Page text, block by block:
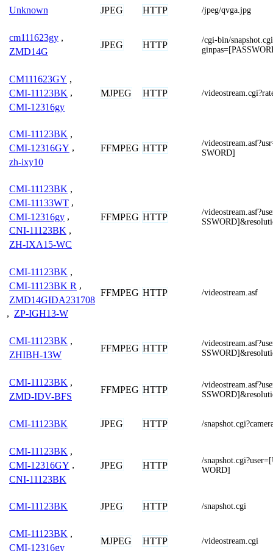
Unknown JPEG HTTP /jpeg/qvga.jpg
cm111623gy ,
ZMD14G
JPEG HTTP
/cgi-bin/
CM111623GY ,
CMI-11123BK ,
CMI-12316gy
MJPEG HTTP /
CMI-11123BK ,
CMI-12316GY ,
zh-ixy10
FFMPEG HTTP
/
SWORD]
CMI-11123BK ,
CMI-11133WT ,
CMI-12316gy ,
CNI-11123BK ,
ZH-IXA15-WC
FFMPEG HTTP
/
CMI-11123BK ,
CMI-11123BK R ,
ZMD14GIDA231708
, ZP-IGH13-W
FFMPEG HTTP /videostream.asf
CMI-11123BK ,
ZHIBH-13W
FFMPEG HTTP
/
CMI-11123BK ,
ZMD-IDV-BFS
FFMPEG HTTP
/
CMI-11123BK JPEG HTTP /
CMI-11123BK ,
CMI-12316GY ,
CNI-11123BK
JPEG HTTP
/
WORD]
CMI-11123BK JPEG HTTP /snapshot.cgi
CMI-11123BK ,
CMI-12316gy
MJPEG HTTP /videostream.cgi